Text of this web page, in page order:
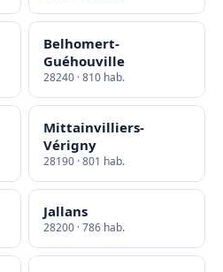
Belhomert-
Guéhouville
28240 · 810 hab.
Mittainvilliers-
Vérigny
28190 · 801 hab.
Jallans
28200 · 786 hab.